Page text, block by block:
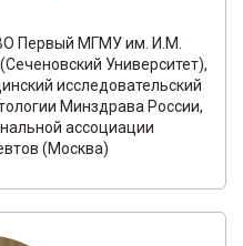
Первый МГМУ им. И.М.
Университет),
исследовательский
Минздрава России,
ассоциации
(Москва)